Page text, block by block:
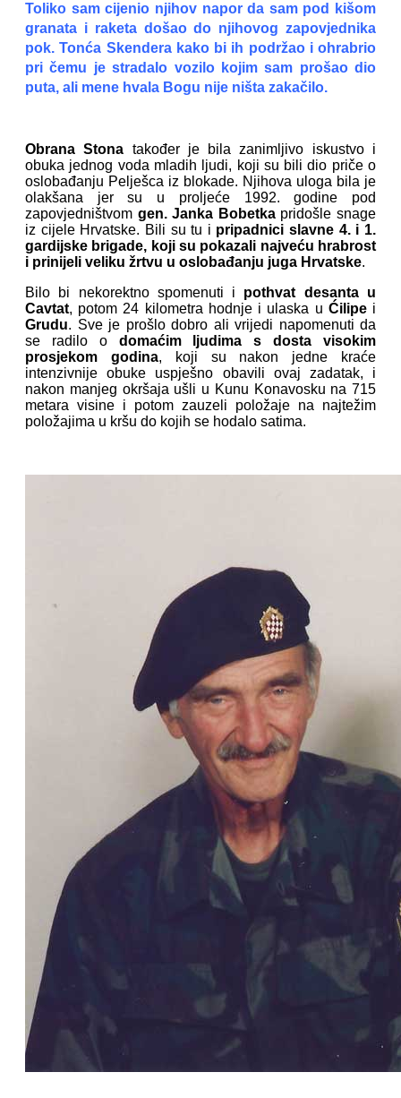
Toliko sam cijenio njihov napor da sam pod kišom
granata i raketa došao do njihovog zapovjednika
pok. Tonća Skendera kako bi ih podržao i ohrabrio
pri čemu je stradalo vozilo kojim sam prošao dio
puta, ali mene hvala Bogu nije ništa zakačilo.
Obrana Stona također je bila zanimljivo iskustvo i
obuka jednog voda mladih ljudi, koji su bili dio priče o
oslobađanju Pelješca iz blokade. Njihova uloga bila je
olakšana jer su u proljeće 1992. godine pod
zapovjedništvom gen. Janka Bobetkapridošle snage
iz cijele Hrvatske. Bili su tu i pripadnici slavne 4. i 1.
gardijske brigade, koji su pokazali najveću hrabrost
i prinijeli veliku žrtvu u oslobađanju juga Hrvatske.
Bilo bi nekorektno spomenuti i pothvat desanta u
Cavtat, potom 24 kilometra hodnje i ulaska u Ćilipei
Grudu. Sve je prošlo dobro ali vrijedi napomenuti da
se radilo o domaćim ljudima s dosta visokim
prosjekom godina, koji su nakon jedne kraće
intenzivnije obuke uspješno obavili ovaj zadatak, i
nakon manjeg okršaja ušli u Kunu Konavosku na 715
metara visine i potom zauzeli položaje na najtežim
položajima u kršu do kojih se hodalo satima.